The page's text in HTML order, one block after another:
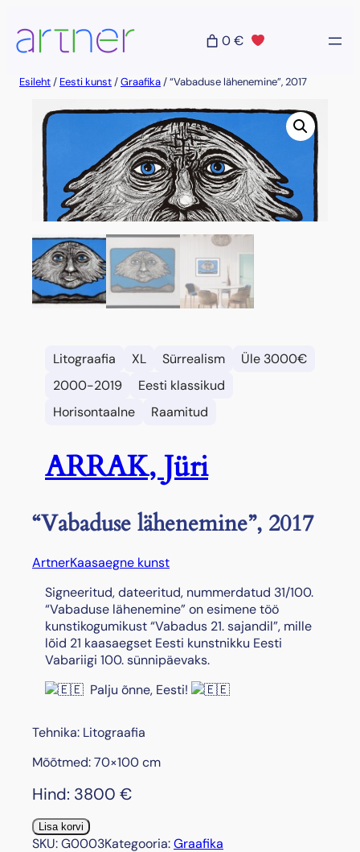
sisu
juurde
0 €
Esileht/ Eesti kunst/Graafika/ “Vabaduse lähenemine”, 2017
Litograafia XL Sürrealism
Üle 3000€
2000-2019
Eesti klassikud
Horisontaalne
Raamitud
ARRAK, Jüri
“Vabaduse lähenemine”, 2017
ArtnerKaasaegne kunst
Signeeritud, dateeritud, nummerdatud 31/100.
“Vabaduse lähenemine” on esimene töö
kunstikogumikust “Vabadus 21. sajandil”, mille
lõid 21 kaasaegset Eesti kunstnikku Eesti
Vabariigi 100. sünnipäevaks.
Palju õnne, Eesti!
Tehnika: Litograafia
Mõõtmed: 70×100 cm
Hind: 3800 €
"
V
Lisa korvi
SKU:G0003Kategooria:Graafika